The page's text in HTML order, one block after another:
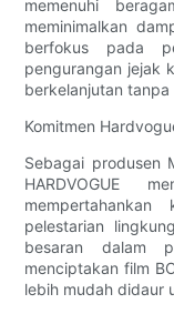
memenuhi
meminimalkan
berfokus pada
pengurangan jejak
berkelanjutan
Komitmen
Sebagai produsen
HARDVOGUE
pelestarian
besaran dalam
menciptakan film
lebih mudah didaur